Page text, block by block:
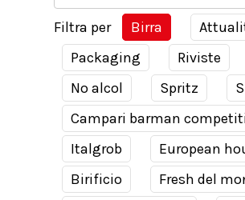
Filtra per Birra
Packaging
Riviste
No alcol
Spritz
Campari barman
Italgrob
European
Birificio
Fresh del